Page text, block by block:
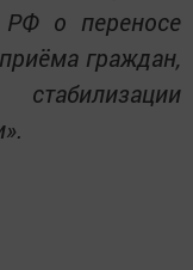
РФ о переносе
граждан,